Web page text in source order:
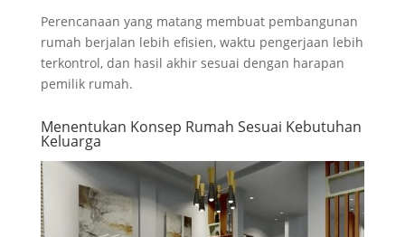
Perencanaan yang matang membuat pembangunan
rumah berjalan lebih efisien, waktu pengerjaan lebih
terkontrol, dan hasil akhir sesuai dengan harapan
pemilik rumah.
Menentukan Konsep Rumah Sesuai Kebutuhan
Keluarga